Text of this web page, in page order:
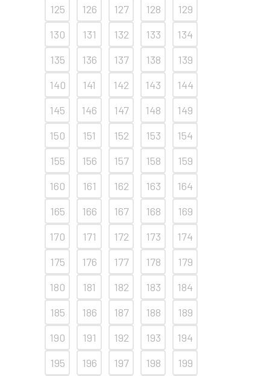
125
126 127 128
129
130
131 132 133
134
135
136 137 138
139
140
141 142 143
144
145
146 147 148
149
150
151 152 153
154
155
156 157 158
159
160
161 162 163
164
165
166 167 168
169
170
171 172 173
174
175
176 177 178
179
180
181 182 183
184
185
186 187 188
189
190
191 192 193
194
195
196 197 198
199